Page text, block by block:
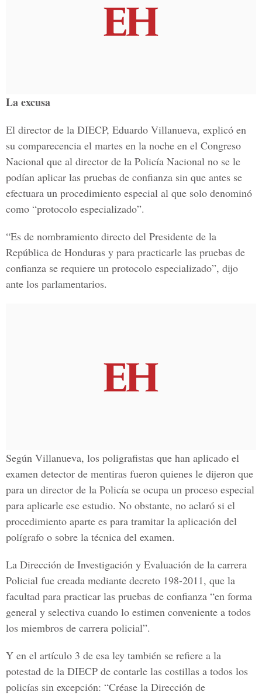
La excusa
El director de la DIECP, Eduardo Villanueva, explicó en
su comparecencia el martes en la noche en el Congreso
Nacional que al director de la Policía Nacional no se le
podían aplicar las pruebas de confianza sin que antes se
efectuara un procedimiento especial al que solo denominó
como “protocolo especializado”.
“Es de nombramiento directo del Presidente de la
República de Honduras y para practicarle las pruebas de
confianza se requiere un protocolo especializado”, dijo
ante los parlamentarios.
Según Villanueva, los poligrafistas que han aplicado el
examen detector de mentiras fueron quienes le dijeron que
para un director de la Policía se ocupa un proceso especial
para aplicarle ese estudio. No obstante, no aclaró si el
procedimiento aparte es para tramitar la aplicación del
polígrafo o sobre la técnica del examen.
La Dirección de Investigación y Evaluación de la carrera
Policial fue creada mediante decreto 198-2011, que la
facultad para practicar las pruebas de confianza “en forma
general y selectiva cuando lo estimen conveniente a todos
los miembros de carrera policial”.
Y en el artículo 3 de esa ley también se refiere a la
potestad de la DIECP de contarle las costillas a todos los
policías sin excepción: “Créase la Dirección de